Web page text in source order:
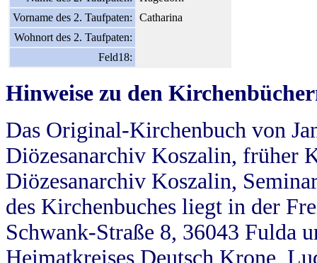
Vorname des 2. Taufpaten:
Catharina
Wohnort des 2. Taufpaten:
Feld18:
Hinweise zu den
Das Original-Kirchenbuch von
Diözesanarchiv Koszalin, früher
Diözesanarchiv Koszalin,
des Kirchenbuches liegt in der
Schwank-Straße 8, 36043 Fulda
Heimatkreises Deutsch Krone,